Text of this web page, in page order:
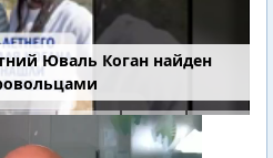
Юваль Коган найден